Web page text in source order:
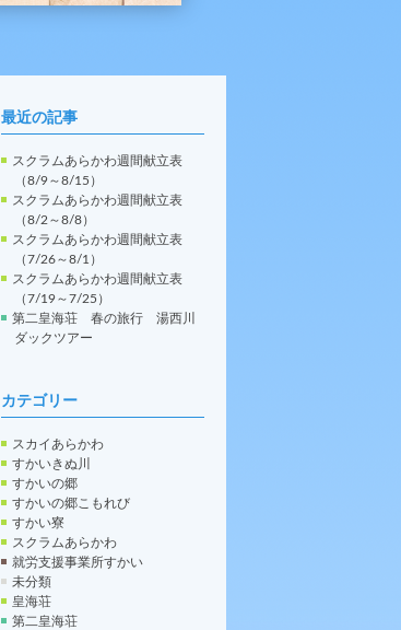
最近の記事
スクラムあらかわ週間献立表
（8/9～8/15）
スクラムあらかわ週間献立表
（8/2～8/8）
スクラムあらかわ週間献立表
（7/26～8/1）
スクラムあらかわ週間献立表
（7/19～7/25）
第二皇海荘 春の旅行 湯西川
ダックツアー
カテゴリー
スカイあらかわ
すかいきぬ川
すかいの郷
すかいの郷こもれび
すかい寮
スクラムあらかわ
就労支援事業所すかい
未分類
皇海荘
第二皇海荘